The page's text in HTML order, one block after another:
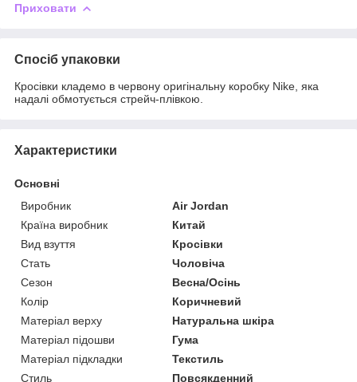
Приховати
Спосіб упаковки
Кросівки кладемо в червону оригінальну коробку Nike, яка
надалі обмотується стрейч-плівкою.
Характеристики
Основні
Виробник
Air Jordan
Країна виробник
Китай
Вид взуття
Кросівки
Стать
Чоловіча
Сезон
Весна/Осінь
Колір
Коричневий
Матеріал верху
Натуральна шкіра
Матеріал підошви
Гума
Матеріал підкладки
Текстиль
Стиль
Повсякденний